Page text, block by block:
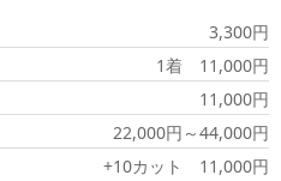
3,300円
1着 11,000円
11,000円
22,000円～44,000円
+10カット 11,000円